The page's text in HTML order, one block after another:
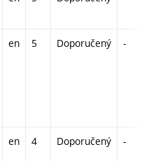
en 5 Doporučený -
en 4 Doporučený -